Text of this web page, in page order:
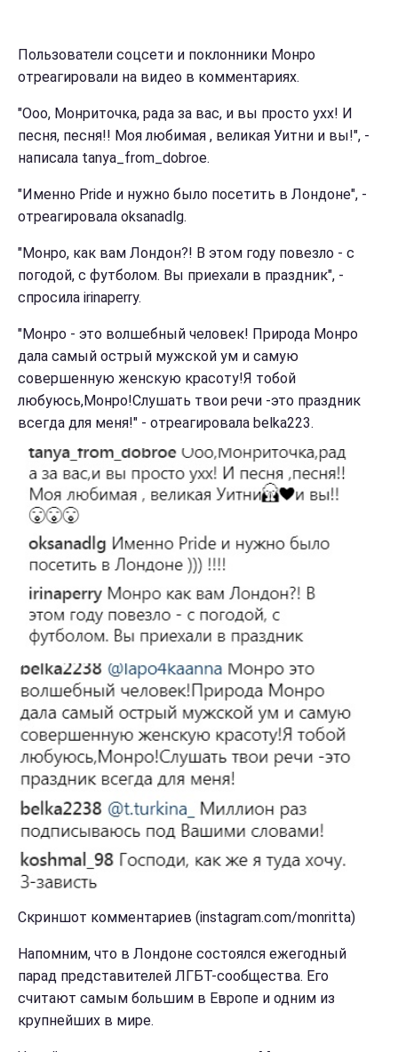
Пользователи соцсети и поклонники Монро
отреагировали на видео в комментариях.
"Ооо, Монриточка, рада за вас, и вы просто ухх! И
песня, песня!! Моя любимая , великая Уитни и вы!", -
написала tanya_from_dobroe.
"Именно Pride и нужно было посетить в Лондоне", -
отреагировала oksanadlg.
"Монро, как вам Лондон?! В этом году повезло - с
погодой, с футболом. Вы приехали в праздник", -
спросила irinaperry.
"Монро - это волшебный человек! Природа Монро
дала самый острый мужской ум и самую
совершенную женскую красоту!Я тобой
любуюсь,Монро!Слушать твои речи -это праздник
всегда для меня!" - отреагировала belka223.
Скриншот комментариев (instagram.com/monritta)
Напомним, что в Лондоне состоялся ежегодный
парад представителей ЛГБТ-сообщества. Его
считают самым большим в Европе и одним из
крупнейших в мире.